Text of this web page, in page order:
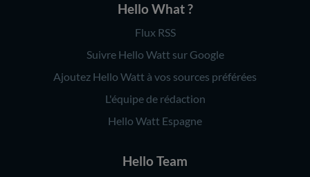
Hello What ?
Flux RSS
Suivre Hello Watt sur Google
Ajoutez Hello Watt à vos sources préférées
L'équipe de rédaction
Hello Watt Espagne
Hello Team